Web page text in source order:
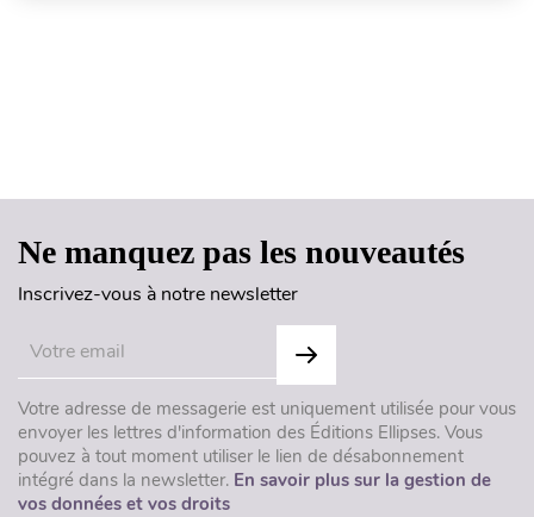
Ne manquez pas les nouveautés
Inscrivez-vous à notre newsletter
Votre adresse de messagerie est uniquement utilisée pour vous
envoyer les lettres d'information des Éditions Ellipses. Vous
pouvez à tout moment utiliser le lien de désabonnement
intégré dans la newsletter. En savoir plus sur la gestion de
vos données et vos droits